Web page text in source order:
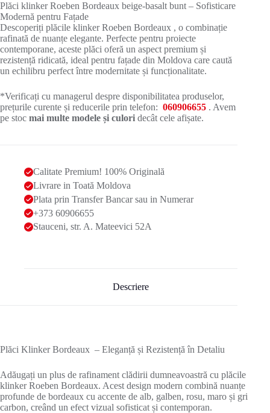
Plăci klinker Roeben Bordeaux beige-basalt bunt – Sofisticare
Modernă pentru Fațade
Descoperiți plăcile klinker Roeben Bordeaux , o combinație
rafinată de nuanțe elegante. Perfecte pentru proiecte
contemporane, aceste plăci oferă un aspect premium și
rezistență ridicată, ideal pentru fațade din Moldova care caută
un echilibru perfect între modernitate și funcționalitate.
*Verificați cu managerul despre disponibilitatea produselor,
prețurile curente și reducerile prin telefon: 060906655 . Avem
pe stoc mai multe modele și culori decât cele afișate.
Calitate Premium! 100% Originală
Livrare in Toată Moldova
Plata prin Transfer Bancar sau in Numerar
+373 60906655
Stauceni, str. A. Mateevici 52A
Descriere
Plăci Klinker Bordeaux – Eleganță și Rezistență în Detaliu
Adăugați un plus de rafinament clădirii dumneavoastră cu plăcile
klinker Roeben Bordeaux. Acest design modern combină nuanțe
profunde de bordeaux cu accente de alb, galben, rosu, maro și gri
carbon, creând un efect vizual sofisticat și contemporan.